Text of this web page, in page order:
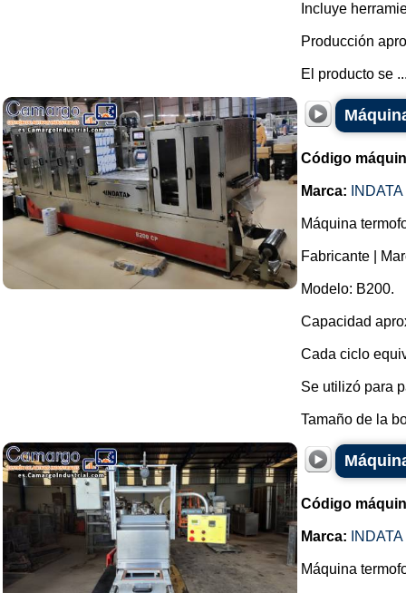
Incluye
Producción
El producto se
Código
Marca: INDATA
Máquina
Fabricante |
Modelo: B200.
Capacidad
Cada ciclo
Se utilizó para
Tamaño de la
Código
Marca: INDATA
Máquina